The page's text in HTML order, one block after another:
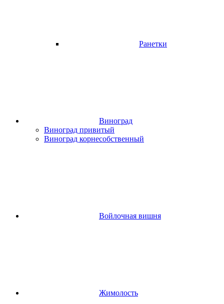
Ранетки
Виноград
Виноград привитый
Виноград корнесобственный
Войлочная вишня
Жимолость